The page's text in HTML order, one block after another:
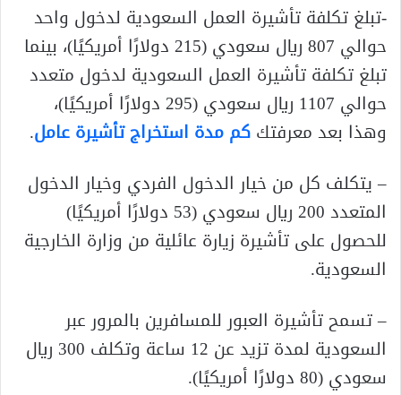
-تبلغ تكلفة تأشيرة العمل السعودية لدخول واحد
حوالي 807 ريال سعودي (215 دولارًا أمريكيًا)، بينما
تبلغ تكلفة تأشيرة العمل السعودية لدخول متعدد
حوالي 1107 ريال سعودي (295 دولارًا أمريكيًا)،
وهذا بعد معرفتككم مدة استخراج تأشيرة عامل.
– يتكلف كل من خيار الدخول الفردي وخيار الدخول
المتعدد 200 ريال سعودي (53 دولارًا أمريكيًا)
للحصول على تأشيرة زيارة عائلية من وزارة الخارجية
السعودية.
– تسمح تأشيرة العبور للمسافرين بالمرور عبر
السعودية لمدة تزيد عن 12 ساعة وتكلف 300 ريال
سعودي (80 دولارًا أمريكيًا).